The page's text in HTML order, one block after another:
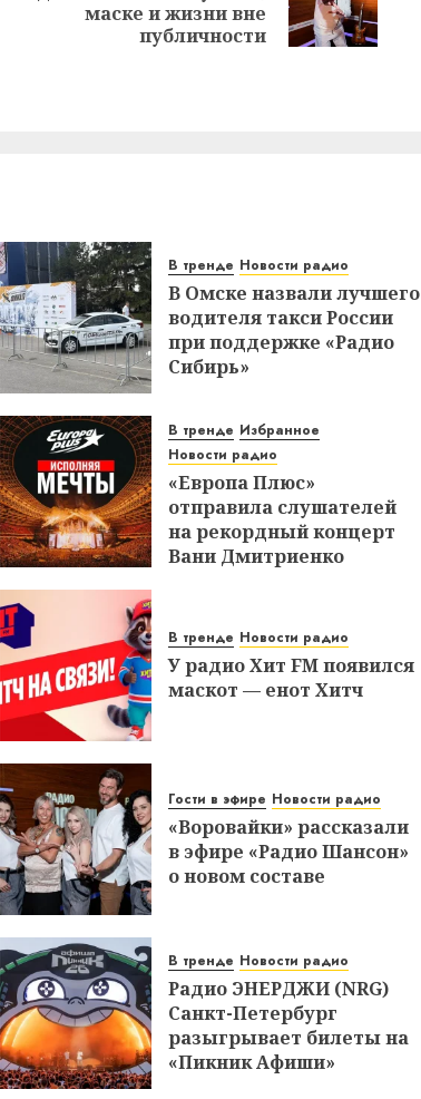
маске и жизни вне
публичности
В тренде Новости радио
В Омске назвали лучшего
водителя такси России
при поддержке «Радио
Сибирь»
В тренде Избранное
Новости радио
«Европа Плюс»
отправила слушателей
на рекордный концерт
Вани Дмитриенко
В тренде Новости радио
У радио Хит FM появился
маскот — енот Хитч
Гости в эфире Новости радио
«Воровайки» рассказали
в эфире «Радио Шансон»
о новом составе
В тренде Новости радио
Радио ЭНЕРДЖИ (NRG)
Санкт-Петербург
разыгрывает билеты на
«Пикник Афиши»